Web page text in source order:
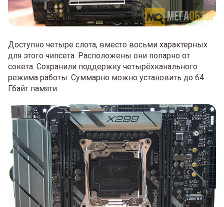
Доступно четыре слота, вместо восьми характерных
для этого чипсета. Расположены они попарно от
сокета. Сохранили поддержку четырёхканального
режима работы. Суммарно можно установить до 64
Гбайт памяти.